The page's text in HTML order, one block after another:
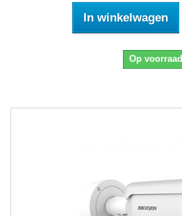
In winkelwagen
Op voorraad